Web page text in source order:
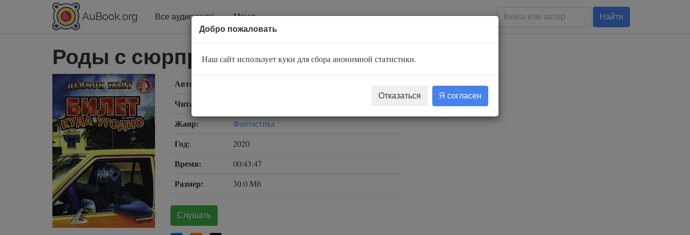
AuBook.org Все аудиокниги Меню Найти
Роды с сюрпризом
Автор:
Читает:
Жанр: Фантастика
Год: 2020
Время: 00:43:47
Размер: 30.0 Мб
Слушать
Добро пожаловать
Наш сайт использует куки для сбора анонимной статистики.
Отказаться Я согласен